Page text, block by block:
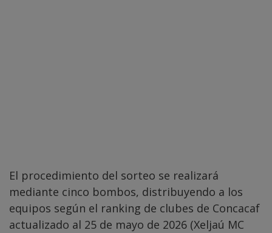
El procedimiento del sorteo se realizará
mediante cinco bombos, distribuyendo a los
equipos según el ranking de clubes de Concacaf
actualizado al 25 de mayo de 2026 (Xeljaú MC